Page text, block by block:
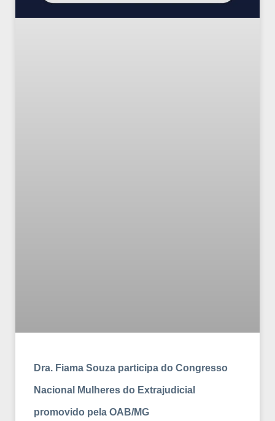
Dra. Fiama Souza participa do Congresso
Nacional Mulheres do Extrajudicial
promovido pela OAB/MG